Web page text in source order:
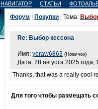
НАВИГАТОР СТАТЬИ
Форум Покупки | Тема:
Re: Выбор кессона
Имя: yoraw6863 (Новичок)
Дата: 28 августа 2025 года,
Thanks, that was a really cool
Для того чтобы размещать